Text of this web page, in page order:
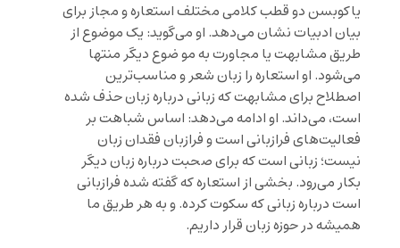
یاکوبسن دو قطب کلامی مختلف استعاره و مجاز برای
بیان ادبیات نشان می‌دهد. او می‌گوید: یک موضوع از
طریق مشابهت یا مجاورت به مو ضوع دیگر منتها
می‌شود. او استعاره را زبان شعر و مناسب‌ترین
اصطلاح برای مشابهت که زبانی درباره زبان حذف شده
است، می‌داند. او ادامه می‌دهد: اساس شباهت بر
فعالیت‌های فرازبانی است و فرازبان فقدان زبان
نیست؛ زبانی است که برای صحبت درباره زبان دیگر
بکار می‌رود. بخشی از استعاره که گفته شده فرازبانی
است درباره زبانی که سکوت کرده. و به هر طریق ما
همیشه در حوزه زبان قرار داریم.